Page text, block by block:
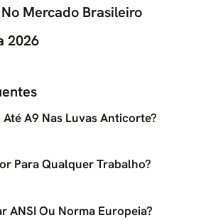
Mercado Brasileiro
2026
A9 Nas Luvas Anticorte?
Para Qualquer Trabalho?
ANSI Ou Norma Europeia?